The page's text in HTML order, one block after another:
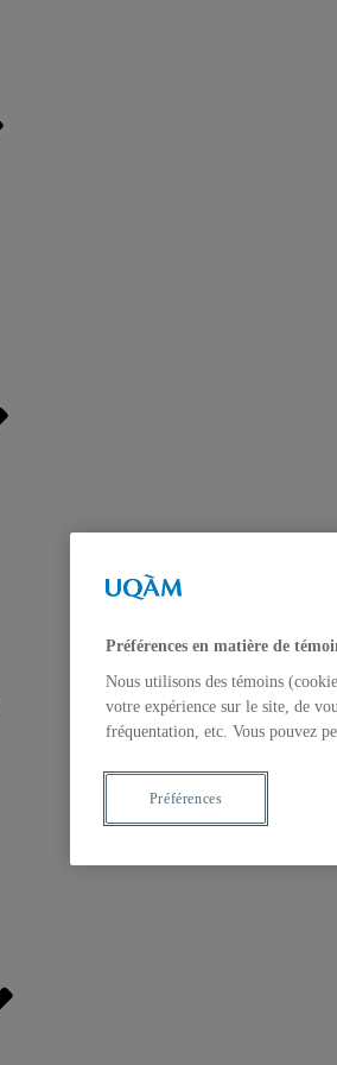
Préférences en matière de
Nous utilisons des témoins
votre expérience sur le site, de
fréquentation, etc. Vous pouvez
Préférences